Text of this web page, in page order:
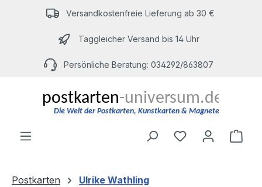
Zum Hauptinhalt springenVersandkostenfreie Lieferung ab 30 €
Taggleicher Versand bis 14 Uhr
Persönliche Beratung: 034292/863807
Du hast 0
Postkarten Ulrike Wathling